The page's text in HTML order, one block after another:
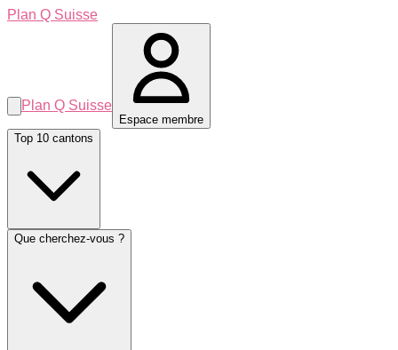
Plan Q Suisse
Plan Q Suisse
Espace membre
Top 10 cantons
Que cherchez-vous ?